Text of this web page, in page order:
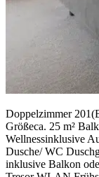
Doppel­zimmer
Größeca. 25 m²
Wellnessinklusive
Dusche/ WC
inklusive Balkon